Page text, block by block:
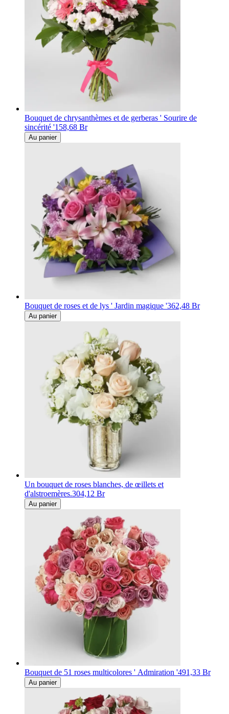
Bouquet de chrysanthèmes et de gerberas ' Sourire de
sincérité '158,68 Br
Au panier
Bouquet de roses et de lys ' Jardin magique '362,48 Br
Au panier
Un bouquet de roses blanches, de œillets et
d'alstroemères.304,12 Br
Au panier
Bouquet de 51 roses multicolores ' Admiration '491,33 Br
Au panier